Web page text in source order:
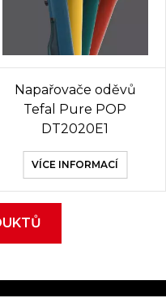
Napařovače oděvů
Tefal Pure POP
DT2020E1
VÍCE INFORMACÍ